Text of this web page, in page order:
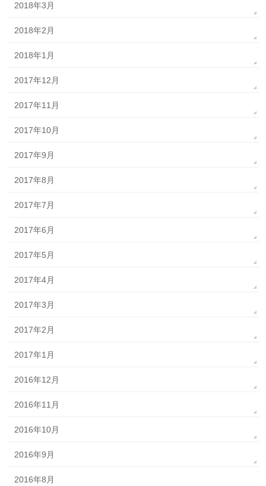
2018年3月
2018年2月
2018年1月
2017年12月
2017年11月
2017年10月
2017年9月
2017年8月
2017年7月
2017年6月
2017年5月
2017年4月
2017年3月
2017年2月
2017年1月
2016年12月
2016年11月
2016年10月
2016年9月
2016年8月